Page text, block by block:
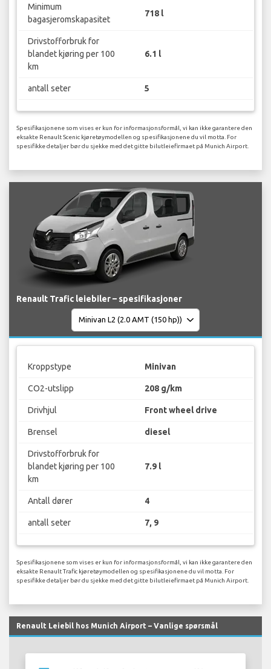
Minimum
bagasjeromskapasitet
718 l
Drivstofforbruk for
blandet kjøring per 100
km
6.1 l
antall seter 5
Spesifikasjonene som vises er kun for informasjonsformål, vi kan ikke garantere den
eksakte Renault Scenic kjøretøymodellen og spesifikasjonene du vil motta. For
spesifikke detaljer bør du sjekke med det gitte bilutleiefirmaet på Munich Airport.
Renault Trafic leiebiler – spesifikasjoner
Kroppstype Minivan
CO2-utslipp 208 g/km
Drivhjul Front wheel drive
Brensel diesel
Drivstofforbruk for
blandet kjøring per 100
km
7.9 l
Antall dører 4
antall seter 7, 9
Spesifikasjonene som vises er kun for informasjonsformål, vi kan ikke garantere den
eksakte Renault Trafic kjøretøymodellen og spesifikasjonene du vil motta. For
spesifikke detaljer bør du sjekke med det gitte bilutleiefirmaet på Munich Airport.
Renault Leiebil hos Munich Airport – Vanlige spørsmål